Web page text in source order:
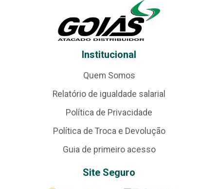
Institucional
Quem Somos
Relatório de igualdade salarial
Política de Privacidade
Política de Troca e Devolução
Guia de primeiro acesso
Site Seguro